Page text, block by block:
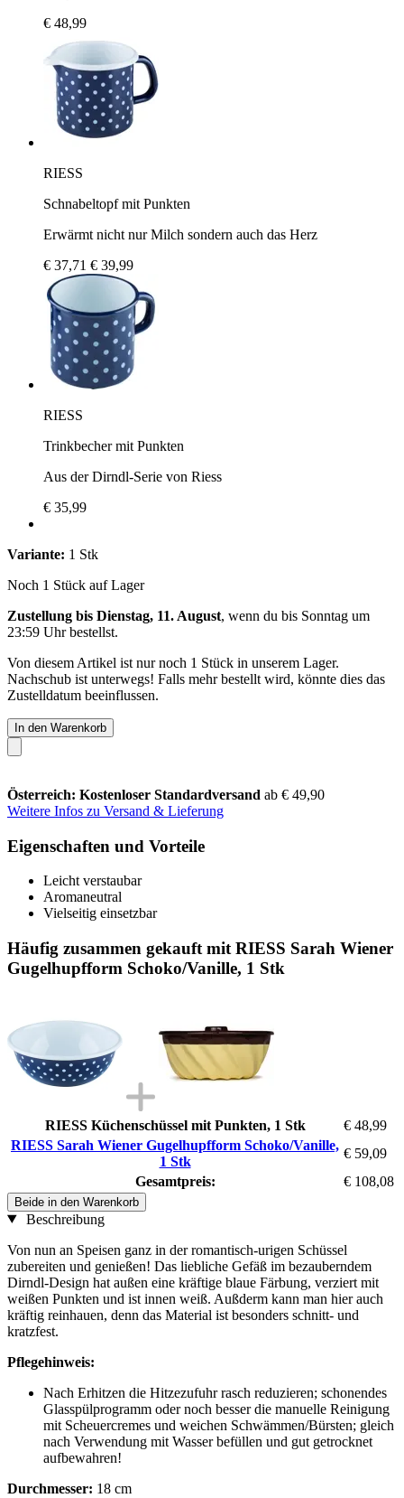
€ 48,99
RIESS
Schnabeltopf mit Punkten
Erwärmt nicht nur Milch sondern auch das Herz
€ 37,71 € 39,99
RIESS
Trinkbecher mit Punkten
Aus der Dirndl-Serie von Riess
€ 35,99
Variante: 1 Stk
Noch 1 Stück auf Lager
Zustellung bis Dienstag, 11. August, wenn du bis Sonntag um
23:59 Uhrbestellst.
Von diesem Artikel ist nur noch 1 Stück in unserem Lager.
Nachschub ist unterwegs! Falls mehr bestellt wird, könnte dies das
Zustelldatum beeinflussen.
In den Warenkorb
Österreich: Kostenloser Standardversand ab € 49,90
Weitere Infos zu Versand & Lieferung
Eigenschaften und Vorteile
Leicht verstaubar
Aromaneutral
Vielseitig einsetzbar
Häufig zusammen gekauft mit RIESS Sarah Wiener
Gugelhupfform Schoko/Vanille, 1 Stk
RIESS Küchenschüssel mit Punkten, 1 Stk
€ 48,99
RIESS Sarah Wiener Gugelhupfform Schoko/Vanille,
1 Stk
€ 59,09
Gesamtpreis:
€ 108,08
Beide in den Warenkorb
Beschreibung
Von nun an Speisen ganz in der romantisch-urigen Schüssel
zubereiten und genießen! Das liebliche Gefäß im bezauberndem
Dirndl-Design hat außen eine kräftige blaue Färbung, verziert mit
weißen Punkten und ist innen weiß. Außderm kann man hier auch
kräftig reinhauen, denn das Material ist besonders schnitt- und
kratzfest.
Pflegehinweis:
Nach Erhitzen die Hitzezufuhr rasch reduzieren; schonendes
Glasspülprogramm oder noch besser die manuelle Reinigung
mit Scheuercremes und weichen Schwämmen/Bürsten; gleich
nach Verwendung mit Wasser befüllen und gut getrocknet
aufbewahren!
Durchmesser: 18 cm